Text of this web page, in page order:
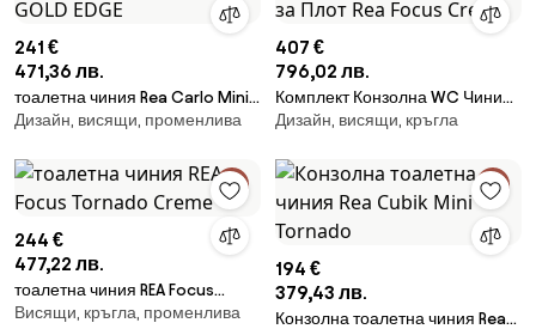
241 €
471,36 лв.
тоалетна чиния Rea Carlo Mini
Tornado NFQ GOLD EDGE
Дизайн, висящи, променлива
407 €
796,02 лв.
Комплект Конзолна WC Чиния
Focus + Умивалник за Плот Rea
Дизайн, висящи, кръгла
244 €
477,22 лв.
тоалетна чиния REA Focus
Tornado Creme
Висящи, кръгла, променлива
194 €
379,43 лв.
Конзолна тоалетна чиния Rea